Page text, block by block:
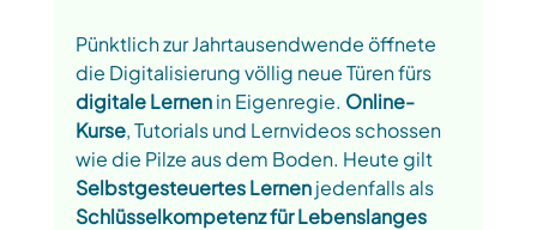
Pünktlich zur Jahrtausendwende öffnete
die Digitalisierung völlig neue Türen fürs
digitale Lernen in Eigenregie. Online-
Kurse, Tutorials und Lernvideos schossen
wie die Pilze aus dem Boden. Heute gilt
Selbstgesteuertes Lernen jedenfalls als
Schlüsselkompetenz für Lebenslanges